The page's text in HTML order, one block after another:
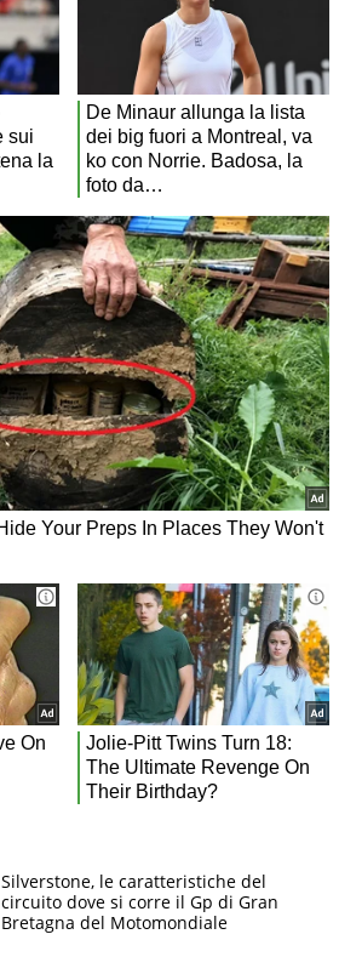
Silverstone, le caratteristiche del
circuito dove si corre il Gp di Gran
Bretagna del Motomondiale